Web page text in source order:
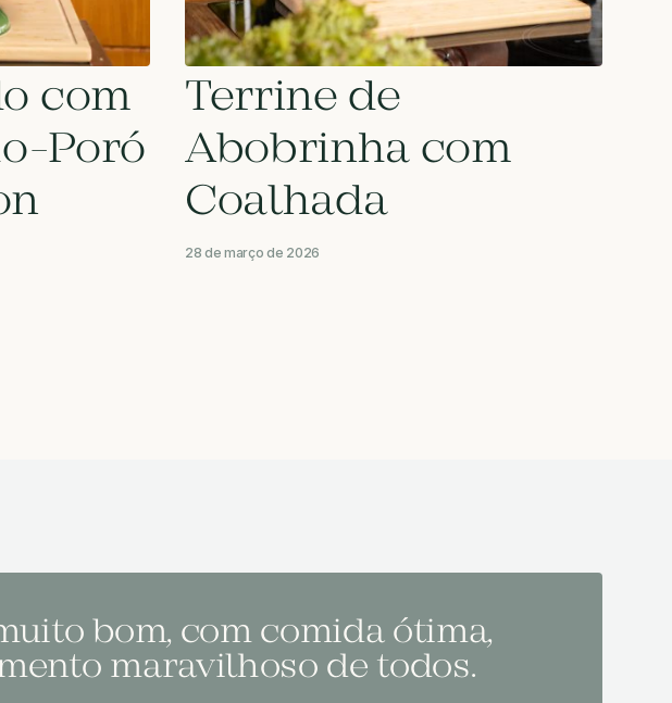
com
Poró
Terrine de
Abobrinha com
Coalhada
28 de março de 2026
bom, com comida ótima,
maravilhoso de todos.